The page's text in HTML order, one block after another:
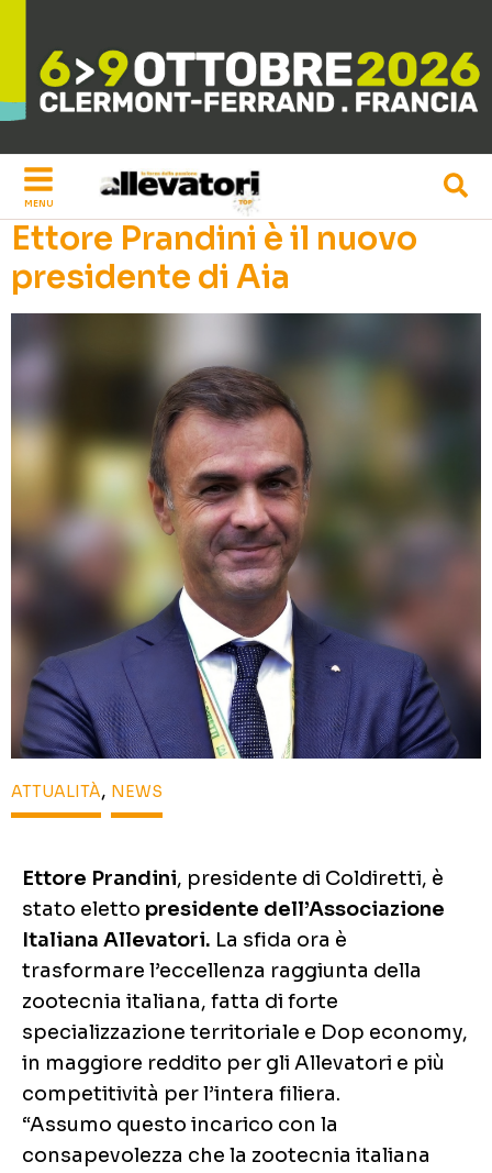
contenuto
MENU
Ettore Prandini è il nuovo
presidente di Aia
ATTUALITÀ, NEWS
Ettore Prandini, presidente di Coldiretti, è
stato eletto presidente dell’Associazione
Italiana Allevatori. La sfida ora è
trasformare l’eccellenza raggiunta della
zootecnia italiana, fatta di forte
specializzazione territoriale e Dop economy,
in maggiore reddito per gli Allevatori e più
competitività per l’intera filiera.
“Assumo questo incarico con la
consapevolezza che la zootecnia italiana